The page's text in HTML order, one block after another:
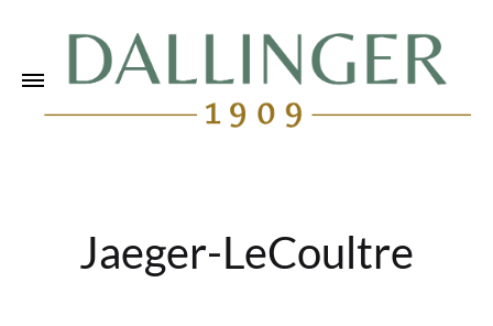
Jaeger-LeCoultre